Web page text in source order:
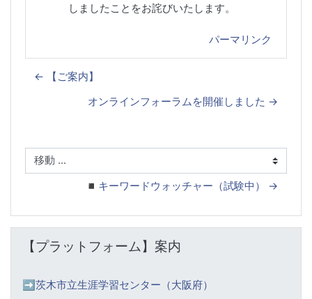
しましたことをお詫びいたします。
パーマリンク
← 【ご案内】
オンラインフォーラムを開催しました →
移動 ...
◾️キーワードウォッチャー（試験中） →
【プラットフォーム】案内
➡️ 茨木市立生涯学習センター（大阪府）